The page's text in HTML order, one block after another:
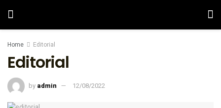
Home Editorial
Editorial
by admin 12/08/2022